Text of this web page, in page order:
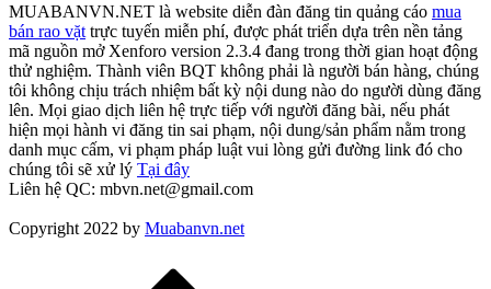
MUABANVN.NET là website diễn đàn đăng tin quảng cáo mua
bán rao vặt trực tuyến miễn phí, được phát triển dựa trên nền tảng
mã nguồn mở Xenforo version 2.3.4 đang trong thời gian hoạt động
thử nghiệm. Thành viên BQT không phải là người bán hàng, chúng
tôi không chịu trách nhiệm bất kỳ nội dung nào do người dùng đăng
lên. Mọi giao dịch liên hệ trực tiếp với người đăng bài, nếu phát
hiện mọi hành vi đăng tin sai phạm, nội dung/sản phẩm nằm trong
danh mục cấm, vi phạm pháp luật vui lòng gửi đường link đó cho
chúng tôi sẽ xử lý Tại đây
Liên hệ QC: mbvn.net@gmail.com
Copyright 2022 by Muabanvn.net